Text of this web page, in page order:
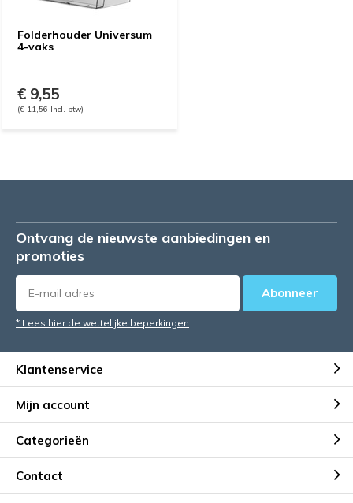
Folderhouder Universum
4-vaks
€ 9,55
(€ 11,56 Incl. btw)
Ontvang de nieuwste aanbiedingen en
promoties
Abonneer
* Lees hier de wettelijke beperkingen
Klantenservice
Mijn account
Categorieën
Contact